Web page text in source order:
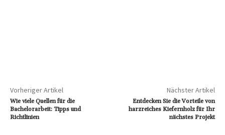
Vorheriger Artikel
Wie viele Quellen für die
Bachelorarbeit: Tipps und
Richtlinien
Nächster Artikel
Entdecken Sie die Vorteile von
harzreiches Kiefernholz für Ihr
nächstes Projekt